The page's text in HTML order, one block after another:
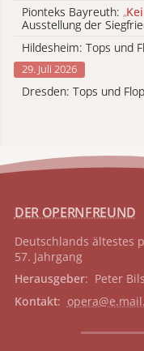
Pionteks Bayreuth: „
Ausstellung der
Hildesheim: Tops und
29. Juli 2026
Dresden: Tops und
DER OPERNFREUND
Deutschlands ältestes
57. Jahrgang
Herausgeber: Peter
Kontakt: